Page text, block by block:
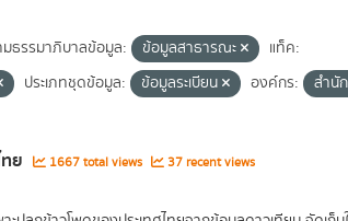
ธรรมาภิบาลข้อมูล: ข้อมูลสาธารณะ
แท็ค:
ประเภทชุดข้อมูล: ข้อมูลระเบียน องค์กร: สำนั
ย 1667 total views 37 recent views